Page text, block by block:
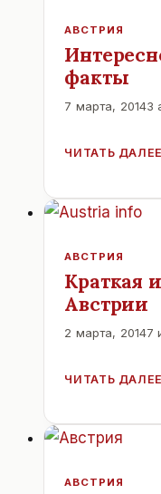
АВСТРИЯ
факты
7 марта, 20143
ЧИТАТЬ ДАЛЕЕ
АВСТРИЯ
Краткая
Австрии
2 марта, 20147
ЧИТАТЬ ДАЛЕЕ
АВСТРИЯ